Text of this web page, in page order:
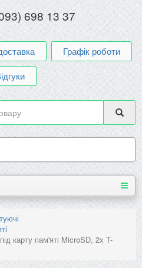
698 13 37
Графік роботи
карту пам'яті MicroSD, 2x T-